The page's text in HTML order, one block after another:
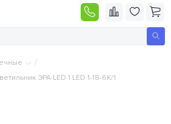
/
ЭРА LED 1 LED 1-18-6K/1